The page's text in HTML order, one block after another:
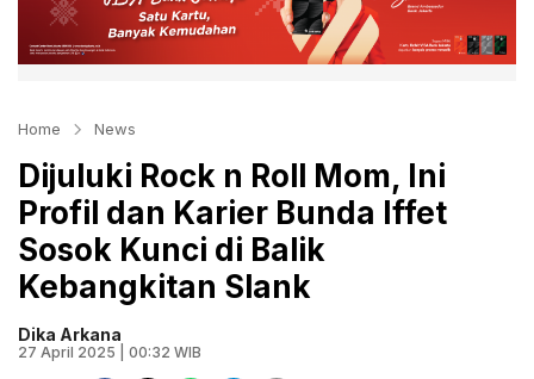
Home News
Dijuluki Rock n Roll Mom, Ini
Profil dan Karier Bunda Iffet
Sosok Kunci di Balik
Kebangkitan Slank
Dika Arkana
27 April 2025 | 00:32 WIB